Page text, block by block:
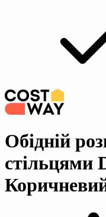
Обідній
стільцями